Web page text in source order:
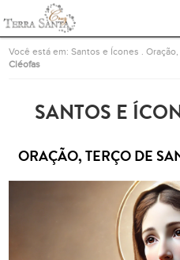
Ir para a página inicial
Você está em:Santos e Ícones .
Cléofas
SANTOS E
ORAÇÃO, TERÇO DE